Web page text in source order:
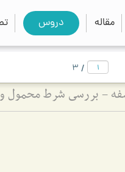
مقاله دروس search
close
/
3
- بررسی شرط محمول و